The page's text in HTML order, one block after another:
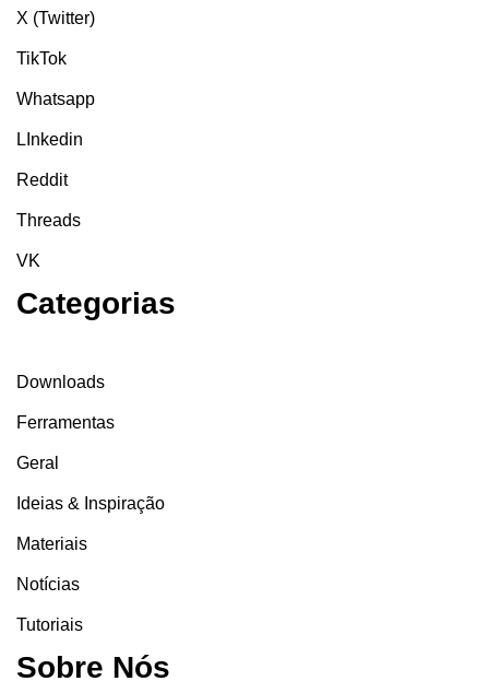
X (Twitter)
TikTok
Whatsapp
LInkedin
Reddit
Threads
VK
Categorias
Downloads
Ferramentas
Geral
Ideias & Inspiração
Materiais
Notícias
Tutoriais
Sobre Nós